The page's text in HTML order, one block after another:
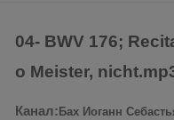
04- BWV 176;
o Meister,
Канал: Бах Иоганн